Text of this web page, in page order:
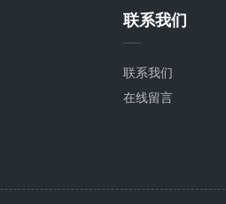
联系我们
联系我们
在线留言